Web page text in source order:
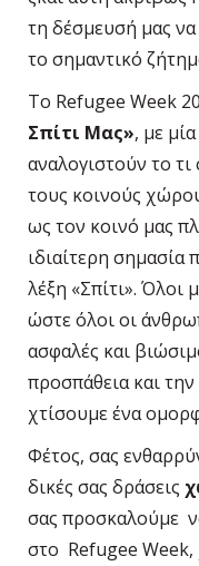
τη δέσμευσή μας
το σημαντικό
Το Refugee Week
Σπίτι Μας», με
αναλογιστούν το τι
τους κοινούς
ως τον κοινό μας
ιδιαίτερη σημασία
λέξη «Σπίτι».
ώστε όλοι οι
ασφαλές και
προσπάθεια και
χτίσουμε ένα
Φέτος, σας
δικές σας δράσεις
σας προσκαλούμε
στο Refugee Week,